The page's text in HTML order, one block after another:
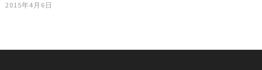
2015年4月6日